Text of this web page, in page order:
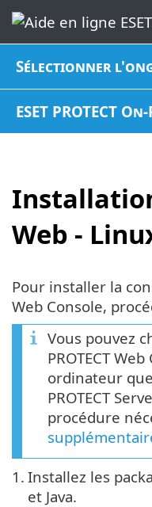
Sélectionner
ESET PROTECT
Web -
Pour installer la
Web Console,
Vous pouvez
PROTECT
ordinateur
PROTECT
procédure
1. Installez les
et Java.